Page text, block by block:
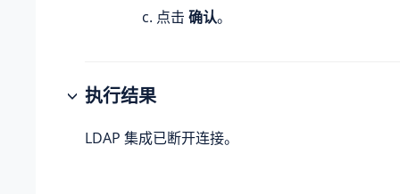
点击 确认。
执行结果
LDAP 集成已断开连接。